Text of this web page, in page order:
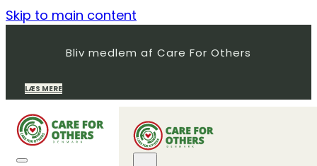
Skip to main content
Bliv medlem af Care For Others
LÆS MERE